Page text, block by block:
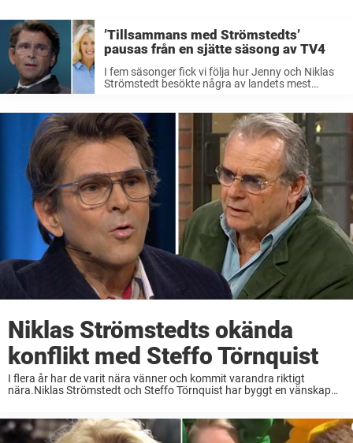
’Tillsammans med Strömstedts’
pausas från en sjätte säsong av TV4
I fem säsonger fick vi följa hur Jenny och Niklas
Strömstedt besökte några av landets mest
”Tillsammans med Strömstedts”.Nu förklarar
Niklas varför.– ...
Niklas Strömstedts okända
konflikt med Steffo Törnquist
I flera år har de varit nära vänner och kommit varandra riktigt
nära.Niklas Strömstedt och Steffo Törnquist har byggt en vänskap